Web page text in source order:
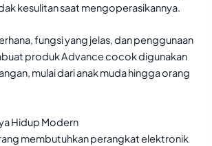
kesulitan saat mengoperasikannya.
fungsi yang jelas, dan penggunaan
produk Advance cocok digunakan
mulai dari anak muda hingga orang
Hidup Modern
membutuhkan perangkat elektronik